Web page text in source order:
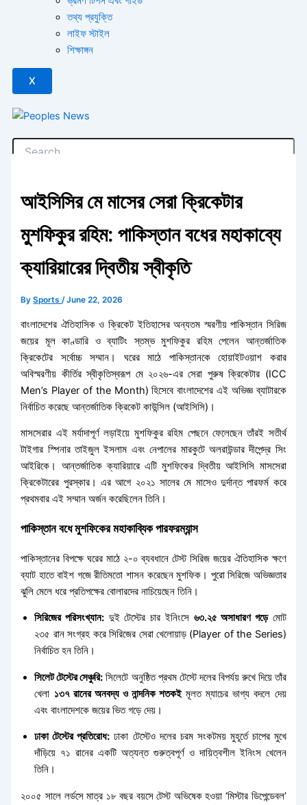
তথ্য প্রযুক্তি
লাইফ স্টাইল
শিক্ষাঙ্গন
X
আইসিসির মে মাসের সেরা ক্রিকেটার
মুশফিকুর রহিম: পাকিস্তান বধের মহাকাব্যে
ক্যারিয়ারের দ্বিতীয় স্বীকৃতি
BySports/June 22, 2026
বাংলাদেশের ঐতিহাসিক ও ক্রিকেট ইতিহাসের অন্যতম স্মরণীয় পাকিস্তান সিরিজ
জয়ের মূল কাণ্ডারি ও ব্যাটিং স্তম্ভ মুশফিকুর রহিম পেলেন আন্তর্জাতিক
ক্রিকেটের সর্বোচ্চ সম্মান। ঘরের মাঠে পাকিস্তানকে হোয়াইটওয়াশ করার
অবিস্মরণীয় কীর্তির স্বীকৃতিস্বরূপ মে ২০২৬-এর সেরা পুরুষ ক্রিকেটার (ICC
Men’s Player of the Month) হিসেবে বাংলাদেশের এই অভিজ্ঞ ব্যাটারকে
নির্বাচিত করেছে আন্তর্জাতিক ক্রিকেট কাউন্সিল (আইসিসি)।
মাসসেরার এই মর্যাদাপূর্ণ লড়াইয়ে মুশফিকুর রহিম পেছনে ফেলেছেন তাঁরই সতীর্থ
টাইগার স্পিনার তাইজুল ইসলাম এবং নেপালের মারকুটে অলরাউন্ডার দীপেন্দ্র সিং
আইরিকে। আন্তর্জাতিক ক্যারিয়ারে এটি মুশফিকের দ্বিতীয় আইসিসি মাসসেরা
ক্রিকেটারের পুরস্কার। এর আগে ২০২১ সালের মে মাসেও দুর্দান্ত পারফর্ম করে
প্রথমবার এই সম্মান অর্জন করেছিলেন তিনি।
পাকিস্তান বধে মুশফিকের মহাকাব্যিক পারফরম্যান্স
পাকিস্তানের বিপক্ষে ঘরের মাঠে ২-০ ব্যবধানে টেস্ট সিরিজ জয়ের ঐতিহাসিক ক্ষণে
ব্যাট হাতে বাইশ গজে রীতিমতো শাসন করেছেন মুশফিক। পুরো সিরিজে অভিজ্ঞতার
ঝুলি মেলে ধরে প্রতিপক্ষের বোলারদের নাচিয়েছেন তিনি।
সিরিজের পরিসংখ্যান: দুই টেস্টের চার ইনিংসে ৬৩.২৫ অসাধারণ গড়েমোট
২৩৫ রান সংগ্রহ করে সিরিজের সেরা খেলোয়াড় (Player of the Series)
নির্বাচিত হন তিনি।
সিলেট টেস্টের সেঞ্চুরি: সিলেটে অনুষ্ঠিত প্রথম টেস্টে দলের বিপর্যয় রুখে দিয়ে তাঁর
খেলা ১৩৭ রানের অনবদ্য ও নান্দনিক শতকইমূলত ম্যাচের ভাগ্য বদলে দেয়
এবং বাংলাদেশকে জয়ের ভিত গড়ে দেয়।
ঢাকা টেস্টের প্রতিরোধ: ঢাকা টেস্টেও দলের চরম সংকটময় মুহূর্তে চাপের মুখে
দাঁড়িয়ে ৭১ রানের একটি অত্যন্ত গুরুত্বপূর্ণ ও দায়িত্বশীল ইনিংস খেলেন
তিনি।
২০০৫ সালে লর্ডসে মাত্র ১৮ বছর বয়সে টেস্ট অভিষেক হওয়া ‘মিস্টার ডিপেন্ডেবল’